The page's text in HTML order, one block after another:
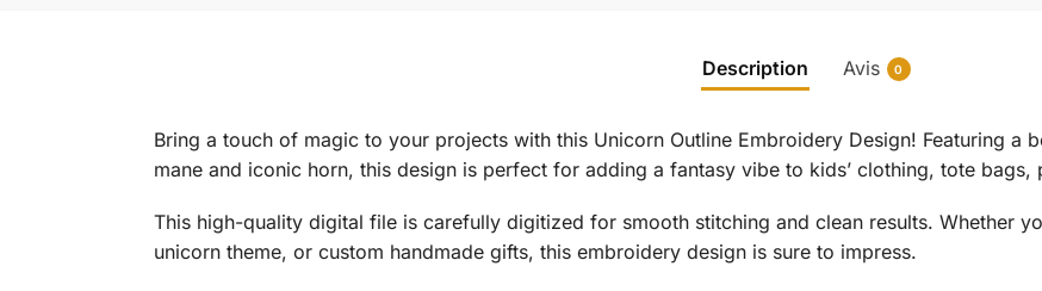
Description Avis 0
Bring a touch of magic to your projects with this Unicorn Outline Embroidery Design! Featuring a
mane and iconic horn, this design is perfect for adding a fantasy vibe to kids’ clothing, tote
This high-quality digital file is carefully digitized for smooth stitching and clean results. Whether
unicorn theme, or custom handmade gifts, this embroidery design is sure to impress.